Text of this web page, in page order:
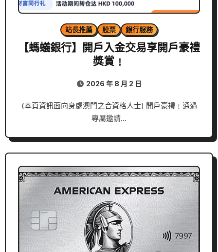
站長推薦 股票 銀行服務
【螞蟻銀行】開戶入金交易享開戶豪禮
獎賞﹗
2026 年 8 月 2 日
(本頁資訊面向身處澳門之合資格人士) 開戶豪禮﹗通過
專屬邀請…